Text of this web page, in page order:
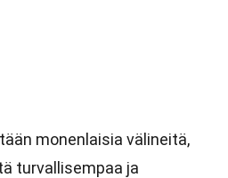
monenlaisia välineitä,
turvallisempaa ja